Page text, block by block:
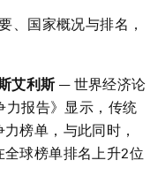
、国家概况与排名，
艾利斯— 世界经济论
力报告》显示，传统
榜单，与此同时，
球榜单排名上升2位